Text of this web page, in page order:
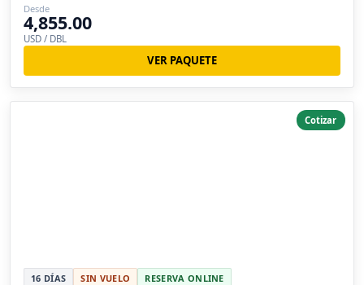
Desde
4,855.00
USD / DBL
VER PAQUETE
Cotizar
16 DÍAS SIN VUELO RESERVA ONLINE